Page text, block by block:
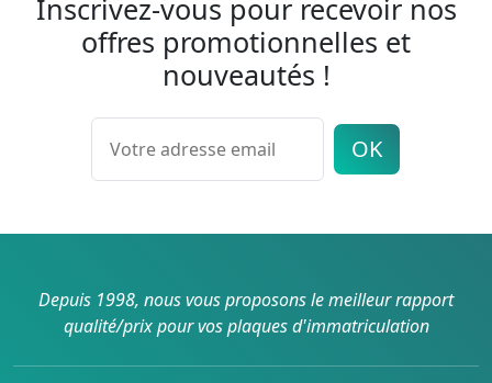
Inscrivez-vous pour recevoir nos
offres promotionnelles et
nouveautés !
OK
Depuis 1998, nous vous proposons le meilleur rapport
qualité/prix pour vos plaques d'immatriculation